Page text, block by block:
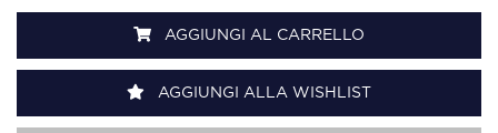
AGGIUNGI AL CARRELLO
AGGIUNGI ALLA WISHLIST